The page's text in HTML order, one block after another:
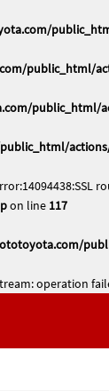
public_html/
public_html/
on line 117
operation